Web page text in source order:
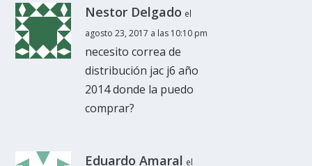
Nestor Delgado el
agosto 23, 2017 a las 10:10 pm
necesito correa de
distribución jac j6 año
2014 donde la puedo
comprar?
Eduardo Amaral el